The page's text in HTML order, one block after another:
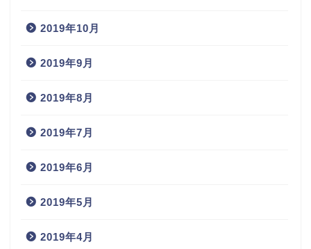
2019年10月
2019年9月
2019年8月
2019年7月
2019年6月
2019年5月
2019年4月